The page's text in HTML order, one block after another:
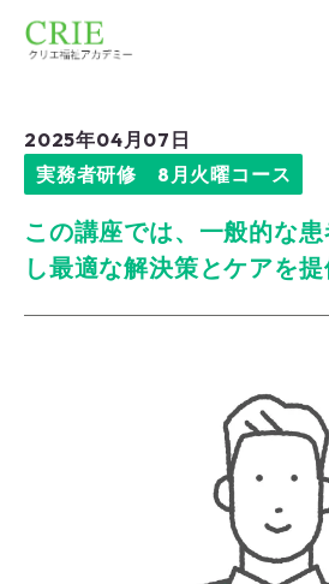
2025年04月07日
実務者研修 8月火曜コース
この講座では、一般的な
し最適な解決策とケアを提